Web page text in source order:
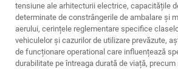
tensiune ale arhitecturii electrice, capacitățile
determinate de constrângerile de ambalare și
aerului, cerințele reglementare specifice
vehiculelor și cazurilor de utilizare prevăzute,
de funcționare operational care influențează
durabilitate pe întreaga durată de viață,